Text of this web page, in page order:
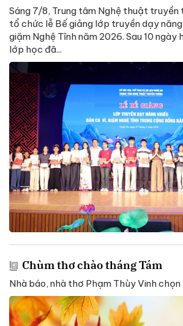
Sáng 7/8, Trung tâm Nghệ thuật truyền
tổ chức lễ Bế giảng lớp truyền dạy
giặm Nghệ Tĩnh năm 2026. Sau 10
lớp học đã...
Chùm thơ chào tháng Tám
Nhà báo, nhà thơ Phạm Thùy Vinh